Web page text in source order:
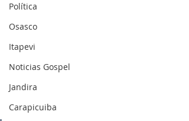
Política
Osasco
Itapevi
Noticias Gospel
Jandira
Carapicuiba